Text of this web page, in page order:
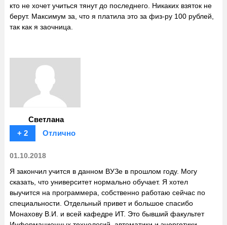
кто не хочет учиться тянут до последнего. Никаких взяток не
берут. Максимум за, что я платила это за физ-ру 100 рублей,
так как я заочница.
Светлана
+ 2
Отлично
01.10.2018
Я закончил учится в данном ВУЗе в прошлом году. Могу
сказать, что университет нормально обучает. Я хотел
выучится на программера, собственно работаю сейчас по
специальности. Отдельный привет и большое спасибо
Монахову В.И. и всей кафедре ИТ. Это бывший факультет